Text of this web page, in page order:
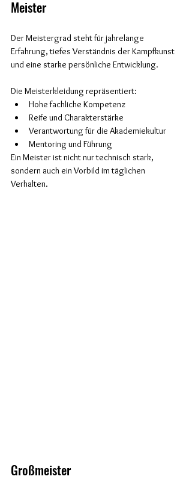
Meister
Der Meistergrad steht für jahrelange
Erfahrung, tiefes Verständnis der Kampfkunst
und eine starke persönliche Entwicklung.
Die Meisterkleidung repräsentiert:
Hohe fachliche Kompetenz
Reife und Charakterstärke
Verantwortung für die Akademiekultur
Mentoring und Führung
Ein Meister ist nicht nur technisch stark,
sondern auch ein Vorbild im täglichen
Verhalten.
Großmeister